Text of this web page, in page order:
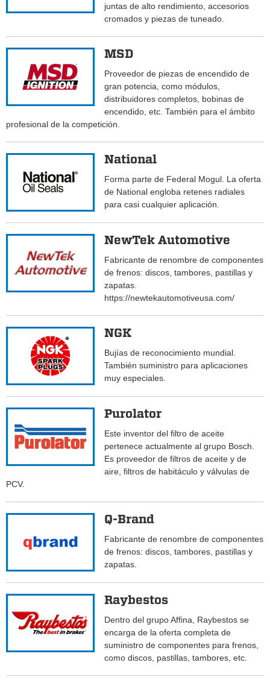
juntas de alto rendimiento, accesorios
cromados y piezas de tuneado.
MSD
Proveedor de piezas de encendido de
gran potencia, como módulos,
distribuidores completos, bobinas de
encendido, etc. También para el ámbito
profesional de la competición.
National
Forma parte de Federal Mogul. La oferta
de National engloba retenes radiales
para casi cualquier aplicación.
NewTek Automotive
Fabricante de renombre de componentes
de frenos: discos, tambores, pastillas y
zapatas.
https://newtekautomotiveusa.com/
NGK
Bujías de reconocimiento mundial.
También suministro para aplicaciones
muy especiales.
Purolator
Este inventor del filtro de aceite
pertenece actualmente al grupo Bosch.
Es proveedor de filtros de aceite y de
aire, filtros de habitáculo y válvulas de
PCV.
Q-Brand
Fabricante de renombre de componentes
de frenos: discos, tambores, pastillas y
zapatas.
Raybestos
Dentro del grupo Affina, Raybestos se
encarga de la oferta completa de
suministro de componentes para frenos,
como discos, pastillas, tambores, etc.